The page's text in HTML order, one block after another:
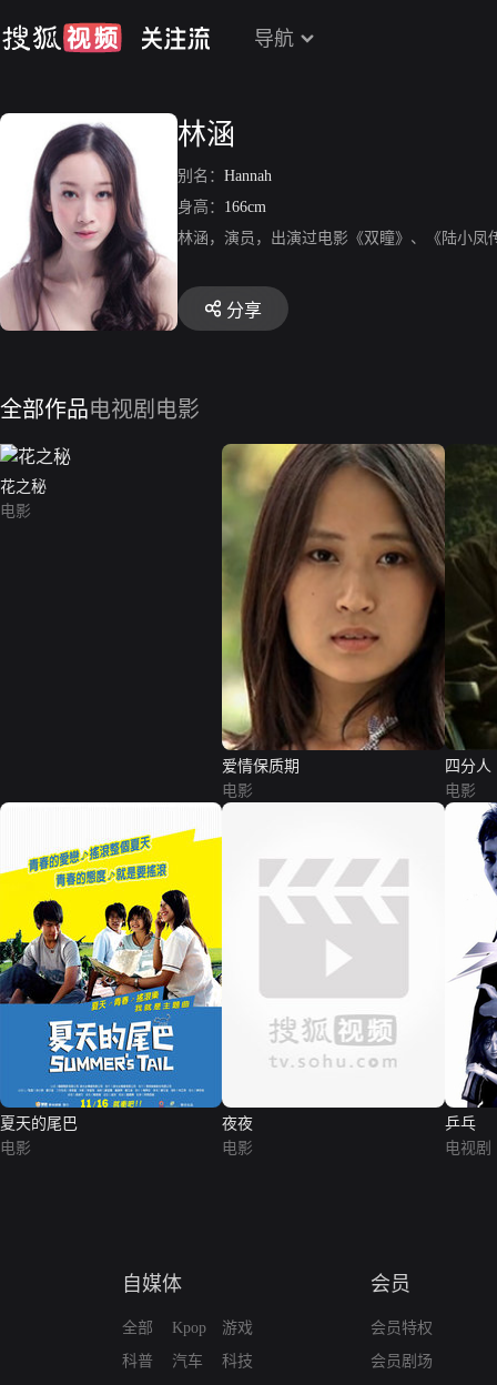
导航
林涵
别名： Hannah
身高： 166cm
林涵，演员，出演过电影《双瞳》、《陆小凤
分享
全部作品电视剧 电影
花之秘
电影
爱情保质期
电影
四分人
电影
夏天的尾巴
电影
夜夜
电影
乒乓
电视剧
自媒体
全部
科普
Kpop
汽车
游戏
科技
会员
会员特权
会员剧场